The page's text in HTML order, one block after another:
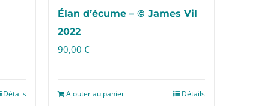
Détails
Élan d’écume – © James Vil
2022
90,00 €
Ajouter au panier Détails